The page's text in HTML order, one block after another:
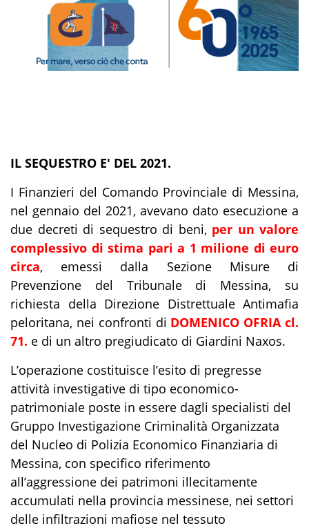
IL SEQUESTRO E' DEL 2021.
I Finanzieri del Comando Provinciale di Messina,
nel gennaio del 2021, avevano dato esecuzione a
due decreti di sequestro di beni, per un valore
complessivo di stima pari a 1 milione di euro
circa, emessi dalla Sezione Misure di
Prevenzione del Tribunale di Messina, su
richiesta della Direzione Distrettuale Antimafia
peloritana, nei confronti di DOMENICO OFRIA cl.
71. e di un altro pregiudicato di Giardini Naxos.
L’operazione costituisce l’esito di pregresse
attività investigative di tipo economico-
patrimoniale poste in essere dagli specialisti del
Gruppo Investigazione Criminalità Organizzata
del Nucleo di Polizia Economico Finanziaria di
Messina, con specifico riferimento
all’aggressione dei patrimoni illecitamente
accumulati nella provincia messinese, nei settori
delle infiltrazioni mafiose nel tessuto